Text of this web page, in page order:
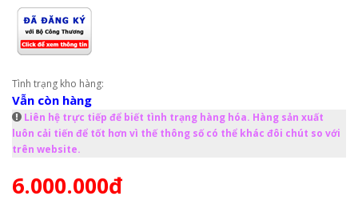
Tình trạng kho hàng:
Vẫn còn hàng
Liên hệ trực tiếp để biết tình trạng hàng hóa. Hàng sản xuất
luôn cải tiến để tốt hơn vì thế thông số có thể khác đôi chút so với
trên website.
6.000.000đ